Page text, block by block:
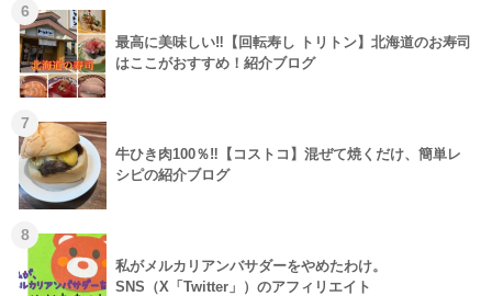
6
最高に美味しい‼【回転寿し トリトン】北海道のお寿司
はここがおすすめ！紹介ブログ
7
牛ひき肉100％‼【コストコ】混ぜて焼くだけ、簡単レ
シピの紹介ブログ
8
私がメルカリアンバサダーをやめたわけ。
SNS（X「Twitter」）のアフィリエイト